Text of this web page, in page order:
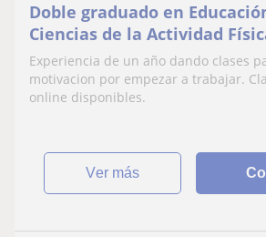
Doble graduado en
Ciencias de la Actividad
Deporte. Certificado C1
Experiencia de un año dando clases
motivacion por empezar a trabajar.
online disponibles.
ver más